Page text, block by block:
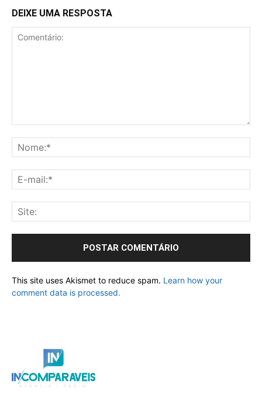
DEIXE UMA RESPOSTA
This site uses Akismet to reduce spam. Learn how your
comment data is processed.